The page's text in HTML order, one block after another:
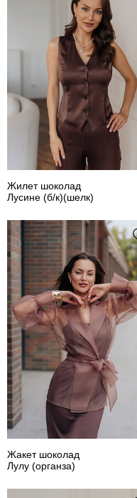
Жилет шоколад
Лусине (б/к)(шелк)
Жакет шоколад
Лулу (органза)